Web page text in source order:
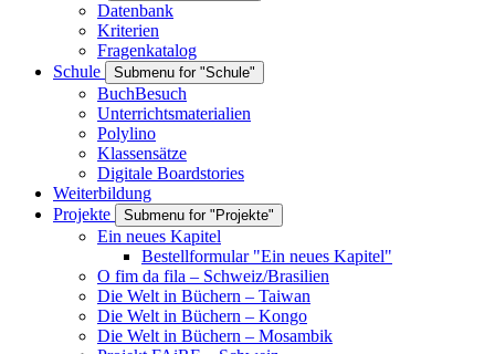
Datenbank
Kriterien
Fragenkatalog
Schule
Submenu for "Schule"
BuchBesuch
Unterrichtsmaterialien
Polylino
Klassensätze
Digitale Boardstories
Weiterbildung
Projekte
Submenu for "Projekte"
Ein neues Kapitel
Bestellformular "Ein neues Kapitel"
O fim da fila – Schweiz/Brasilien
Die Welt in Büchern – Taiwan
Die Welt in Büchern – Kongo
Die Welt in Büchern – Mosambik